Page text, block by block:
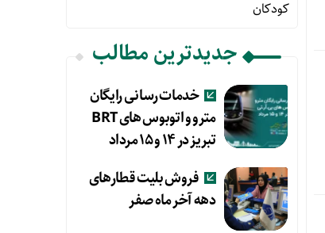
کودکان
جدیدترین مطالب
خدمات رسانی رایگان
مترو و اتوبوس های BRT
تبریز در ۱۴ و ۱۵ مرداد
فروش بلیت قطارهای
دهه آخر ماه صفر